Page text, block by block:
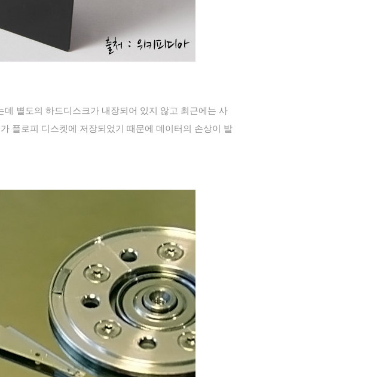
데 별도의 하드디스크가 내장되어 있지 않고 최근에는 사
플로피 디스켓에 저장되었기 때문에 데이터의 손상이 발